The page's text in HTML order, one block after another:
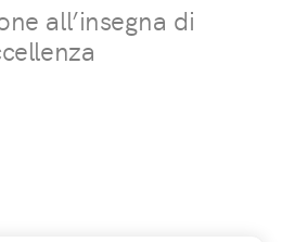
all’insegna di